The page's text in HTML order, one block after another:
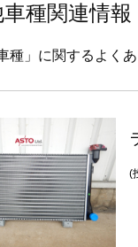
種関連情報
種」に関するよく
(